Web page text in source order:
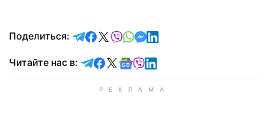
Поделиться: отправить в Telegram
поделиться в Facebook
поделиться в X
отправить в Viber
отправить в Whatsapp
отправить в Messenger
отправить в LinkedIn
Читайте нас в: Читайте в Telegram
Читайте в Facebook
Читайте в X
Читайте в Google news
Читайте в Viber
Читайте в LinkedIn